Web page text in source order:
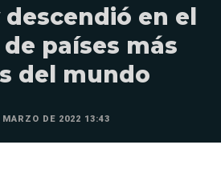
en el
países más
del mundo
MARZO DE 2022 13:43